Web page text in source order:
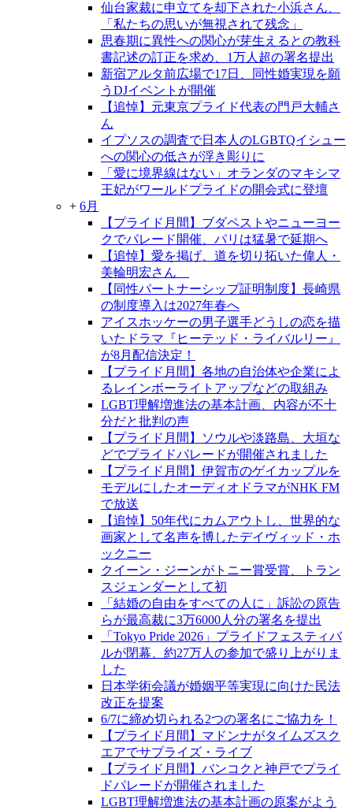
仙台家裁に申立てを却下された小浜さん、
「私たちの思いが無視されて残念」
思春期に異性への関心が芽生えるとの教科
書記述の訂正を求め、1万人超の署名提出
新宿アルタ前広場で17日、同性婚実現を願
うDJイベントが開催
【追悼】元東京プライド代表の門戸大輔さ
ん
イプソスの調査で日本人のLGBTQイシュー
への関心の低さが浮き彫りに
「愛に境界線はない」オランダのマキシマ
王妃がワールドプライドの開会式に登壇
+ 6月
【プライド月間】ブダペストやニューヨー
クでパレード開催、パリは猛暑で延期へ
【追悼】愛を掲げ、道を切り拓いた偉人・
美輪明宏さん
【同性パートナーシップ証明制度】長崎県
の制度導入は2027年春へ
アイスホッケーの男子選手どうしの恋を描
いたドラマ『ヒーテッド・ライバルリー』
が8月配信決定！
【プライド月間】各地の自治体や企業によ
るレインボーライトアップなどの取組み
LGBT理解増進法の基本計画、内容が不十
分だと批判の声
【プライド月間】ソウルや淡路島、大垣な
どでプライドパレードが開催されました
【プライド月間】伊賀市のゲイカップルを
モデルにしたオーディオドラマがNHK FM
で放送
【追悼】50年代にカムアウトし、世界的な
画家として名声を博したデイヴィッド・ホ
ックニー
クイーン・ジーンがトニー賞受賞、トラン
スジェンダーとして初
「結婚の自由をすべての人に」訴訟の原告
らが最高裁に3万6000人分の署名を提出
「Tokyo Pride 2026」プライドフェスティバ
ルが閉幕、約27万人の参加で盛り上がりま
した
日本学術会議が婚姻平等実現に向けた民法
改正を提案
6/7に締め切られる2つの署名にご協力を！
【プライド月間】マドンナがタイムズスク
エアでサプライズ・ライブ
【プライド月間】バンコクと神戸でプライ
ドパレードが開催されました
LGBT理解増進法の基本計画の原案がよう